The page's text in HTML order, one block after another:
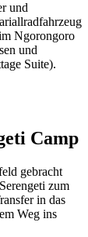
und
Ngorongoro
und
Suite).
Camp
gebracht
zum
in das
Weg ins